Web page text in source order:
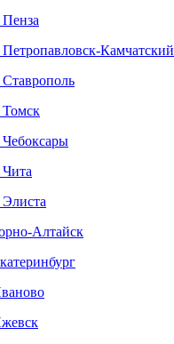
Пенза
Петропавловск-Камчатский
Ставрополь
Томск
Чебоксары
Чита
Элиста
Алтайск